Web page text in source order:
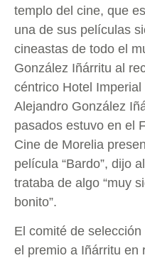
templo del cine, que
una de sus películas
cineastas de todo el
González Iñárritu al
céntrico Hotel Imperial
Alejandro González
pasados estuvo en el
Cine de Morelia
película “Bardo”, dijo
trataba de algo “muy
bonito”.
El comité de
el premio a Iñárritu en